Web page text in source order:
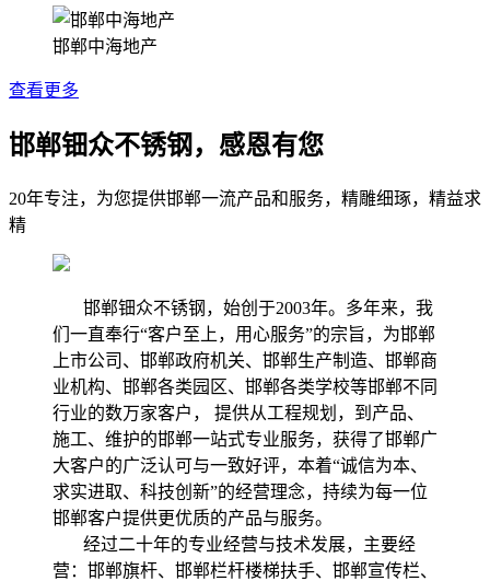
邯郸中海地产
查看更多
邯郸钿众不锈钢，感恩有您
20年专注，为您提供邯郸一流产品和服务，精雕细琢，精益求
精
邯郸钿众不锈钢，始创于2003年。多年来，我
们一直奉行“客户至上，用心服务”的宗旨，为邯郸
上市公司、邯郸政府机关、邯郸生产制造、邯郸商
业机构、邯郸各类园区、邯郸各类学校等邯郸不同
行业的数万家客户， 提供从工程规划，到产品、
施工、维护的邯郸一站式专业服务，获得了邯郸广
大客户的广泛认可与一致好评，本着“诚信为本、
求实进取、科技创新”的经营理念，持续为每一位
邯郸客户提供更优质的产品与服务。
经过二十年的专业经营与技术发展，主要经
营：邯郸旗杆、邯郸栏杆楼梯扶手、邯郸宣传栏、